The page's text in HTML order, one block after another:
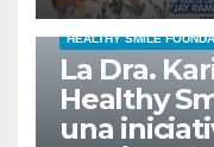
HEALTHY SMILE
La Dra.
Healthy
una